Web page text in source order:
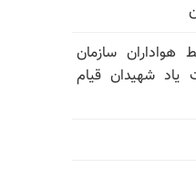
هواداران سازمان
یاد شهیدان قیام